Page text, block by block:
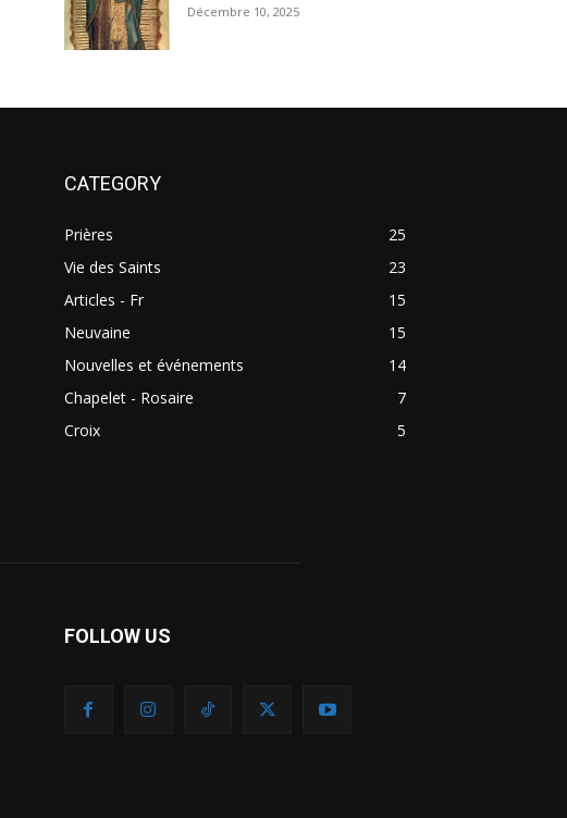
Décembre 10, 2025
CATEGORY
Prières
25
Vie des Saints
23
Articles - Fr
15
Neuvaine
15
Nouvelles et événements
14
Chapelet - Rosaire
7
Croix
5
FOLLOW US